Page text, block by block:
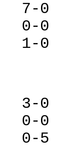
0
0
0
0
5